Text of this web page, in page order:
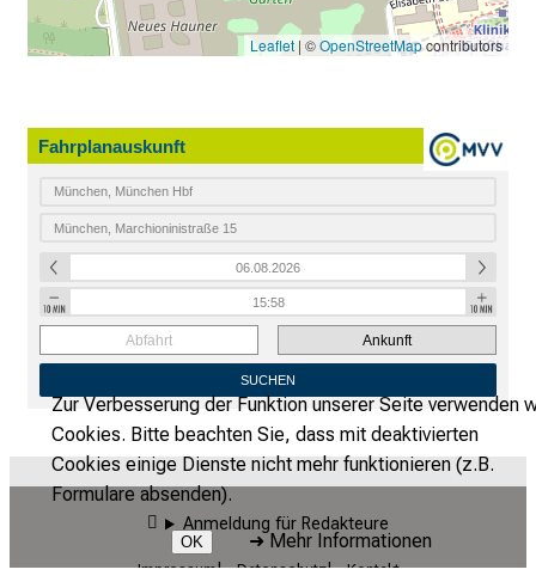
Zur Verbesserung der Funktion unserer Seite verwenden
Cookies. Bitte beachten Sie, dass mit deaktivierten
Cookies einige Dienste nicht mehr funktionieren (z.B.
Formulare absenden).
OK ➜Mehr Informationen
Leaflet | ©OpenStreetMapcontributors
Fahrplanauskunft
Abfahrt Ankunft
SUCHEN
Anmeldung für Redakteure
Impressum Datenschutz Kontakt